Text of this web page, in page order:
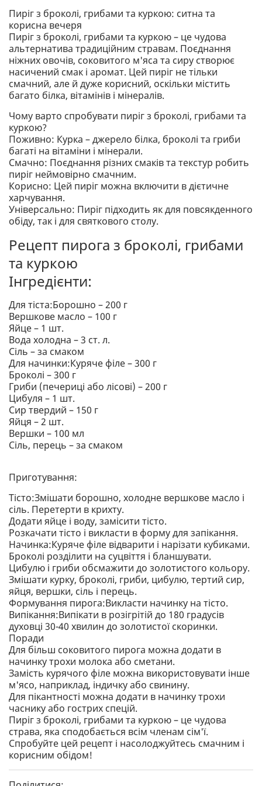
Пиріг з броколі, грибами та куркою: ситна та
корисна вечеря
Пиріг з броколі, грибами та куркою – це чудова
альтернатива традиційним стравам. Поєднання
ніжних овочів, соковитого м'яса та сиру створює
насичений смак і аромат. Цей пиріг не тільки
смачний, але й дуже корисний, оскільки містить
багато білка, вітамінів і мінералів.
Чому варто спробувати пиріг з броколі, грибами та
куркою?
Поживно: Курка – джерело білка, броколі та гриби
багаті на вітаміни і мінерали.
Смачно: Поєднання різних смаків та текстур робить
пиріг неймовірно смачним.
Корисно: Цей пиріг можна включити в дієтичне
харчування.
Універсально: Пиріг підходить як для повсякденного
обіду, так і для святкового столу.
Рецепт пирога з броколі, грибами
та куркою
Інгредієнти:
Для тіста:Борошно – 200 г
Вершкове масло – 100 г
Яйце – 1 шт.
Вода холодна – 3 ст. л.
Сіль – за смаком
Для начинки:Куряче філе – 300 г
Броколі – 300 г
Гриби (печериці або лісові) – 200 г
Цибуля – 1 шт.
Сир твердий – 150 г
Яйця – 2 шт.
Вершки – 100 мл
Сіль, перець – за смаком
Приготування:
Тісто:Змішати борошно, холодне вершкове масло і
сіль. Перетерти в крихту.
Додати яйце і воду, замісити тісто.
Розкачати тісто і викласти в форму для запікання.
Начинка:Куряче філе відварити і нарізати кубиками.
Броколі розділити на суцвіття і бланшувати.
Цибулю і гриби обсмажити до золотистого кольору.
Змішати курку, броколі, гриби, цибулю, тертий сир,
яйця, вершки, сіль і перець.
Формування пирога:Викласти начинку на тісто.
Випікання:Випікати в розігрітій до 180 градусів
духовці 30-40 хвилин до золотистої скоринки.
Поради
Для більш соковитого пирога можна додати в
начинку трохи молока або сметани.
Замість курячого філе можна використовувати інше
м'ясо, наприклад, індичку або свинину.
Для пікантності можна додати в начинку трохи
часнику або гострих спецій.
Пиріг з броколі, грибами та куркою – це чудова
страва, яка сподобається всім членам сім'ї.
Спробуйте цей рецепт і насолоджуйтесь смачним і
корисним обідом!